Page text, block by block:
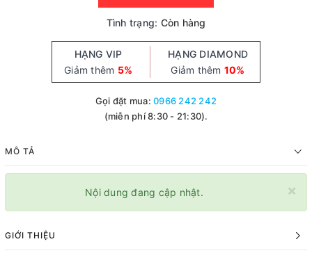
Tình trạng: Còn hàng
HẠNG VIP
Giảm thêm 5%
HẠNG DIAMOND
Giảm thêm 10%
Gọi đặt mua:0966 242 242
(miễn phí 8:30 - 21:30).
MÔ TẢ
×
Nội dung đang cập nhật.
GIỚI THIỆU